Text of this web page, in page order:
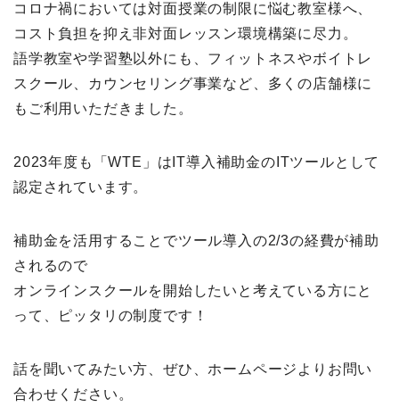
コロナ禍においては対面授業の制限に悩む教室様へ、
コスト負担を抑え非対面レッスン環境構築に尽力。
語学教室や学習塾以外にも、フィットネスやボイトレ
スクール、カウンセリング事業など、多くの店舗様に
もご利用いただきました。
2023年度も「WTE」はIT導入補助金のITツールとして
認定されています。
補助金を活用することでツール導入の2/3の経費が補助
されるので
オンラインスクールを開始したいと考えている方にと
って、ピッタリの制度です！
話を聞いてみたい方、ぜひ、ホームページよりお問い
合わせください。